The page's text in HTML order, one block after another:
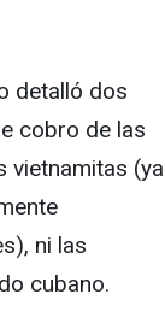
detalló dos
cobro de las
vietnamitas (ya
ni las
cubano.